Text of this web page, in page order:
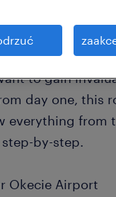
Our
team. If you
to gain
day one, this
everything from
by-step.
Okecie Airport